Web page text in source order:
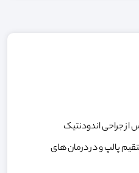
از جراحی اندودنتیک
پالپ و در درمان های